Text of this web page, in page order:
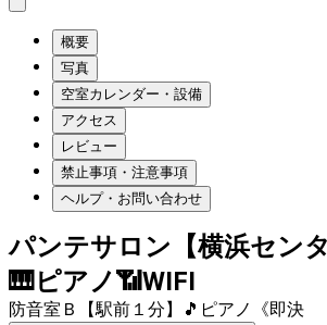
概要
写真
空室カレンダー・設備
アクセス
レビュー
禁止事項・注意事項
ヘルプ・お問い合わせ
パンテサロン【横浜センタ
🎹ピアノ📶WIFI
防音室Ｂ【駅前１分】🎵ピアノ《即決